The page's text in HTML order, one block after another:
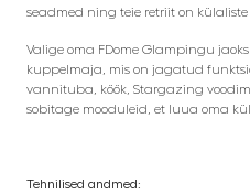
seadmed ning teie retriit on külaliste
Valige oma FDome Glampingu
kuppelmaja, mis on jagatud
vannituba, köök, Stargazing
sobitage mooduleid, et luua oma
Tehnilised andmed: